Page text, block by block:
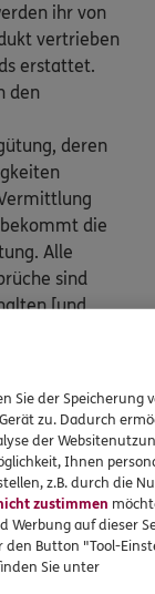
ihr von
vertrieben
erstattet.
den
deren
die
Alle
sind
[und
meiner
Verbraucher
Sie der Speicherung
zu. Dadurch
der
Ihnen
z.B. durch die
zustimmen
Werbung auf dieser
den Button "Tool-
Sie unter